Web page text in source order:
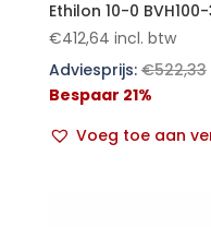
Ethilon 10-0
€412,64 incl. btw
Adviesprijs:€522,33
Bespaar 21%
Voeg toe aan